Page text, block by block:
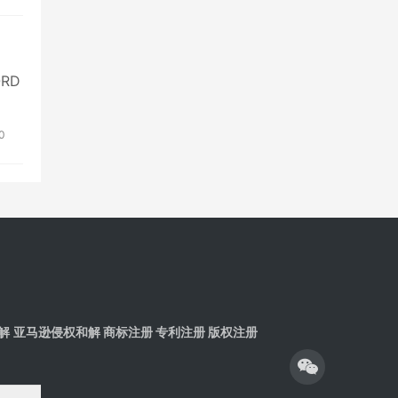
亚马逊侵权和解商标注册 专利注册 版权注册